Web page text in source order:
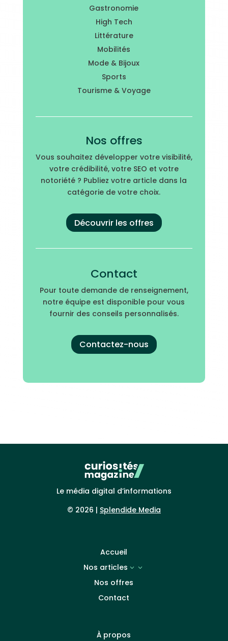
Gastronomie
High Tech
Littérature
Mobilités
Mode & Bijoux
Sports
Tourisme & Voyage
Nos offres
Vous souhaitez développer votre visibilité,
votre crédibilité, votre SEO et votre
notoriété ? Publiez votre article dans la
catégorie de votre choix.
Découvrir les offres
Contact
Pour toute demande de renseignement,
notre équipe est disponible pour vous
fournir des conseils personnalisés.
Contactez-nous
Le média digital d’informations
© 2026 | Splendide Media
Accueil
Nos articles
3
Nos offres
Contact
À propos